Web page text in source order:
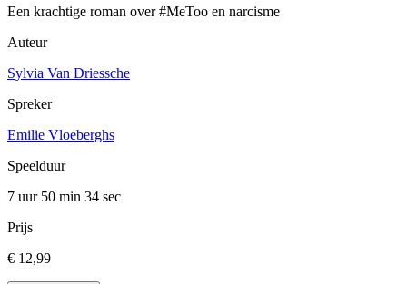
Een krachtige roman over #MeToo en narcisme
Auteur
Sylvia Van Driessche
Spreker
Emilie Vloeberghs
Speelduur
7 uur 50 min 34 sec
Prijs
€ 12,99